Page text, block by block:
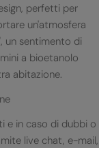
perfetti per
un'atmosfera
un sentimento di
a bioetanolo
abitazione.
e in caso di dubbi o
live chat, e-mail,